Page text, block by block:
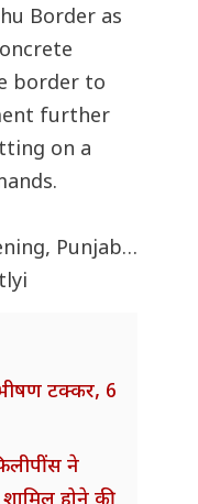
Border as
border to
further
on a
Punjab…
टक्कर, 6
ने